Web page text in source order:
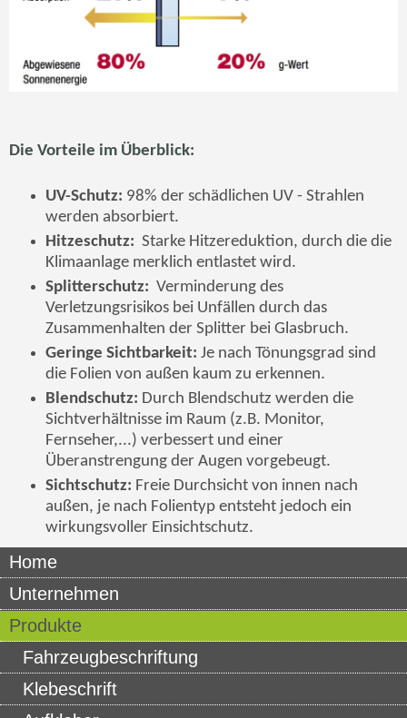
Die Vorteile im Überblick:
UV-Schutz: 98% der schädlichen UV - Strahlen
werden absorbiert.
Hitzeschutz: Starke Hitzereduktion, durch die die
Klimaanlage merklich entlastet wird.
Splitterschutz: Verminderung des
Verletzungsrisikos bei Unfällen durch das
Zusammenhalten der Splitter bei Glasbruch.
Geringe Sichtbarkeit: Je nach Tönungsgrad sind
die Folien von außen kaum zu erkennen.
Blendschutz: Durch Blendschutz werden die
Sichtverhältnisse im Raum (z.B. Monitor,
Fernseher,...) verbessert und einer
Überanstrengung der Augen vorgebeugt.
Sichtschutz: Freie Durchsicht von innen nach
außen, je nach Folientyp entsteht jedoch ein
wirkungsvoller Einsichtschutz.
Home
Unternehmen
Produkte
Fahrzeugbeschriftung
Klebeschrift